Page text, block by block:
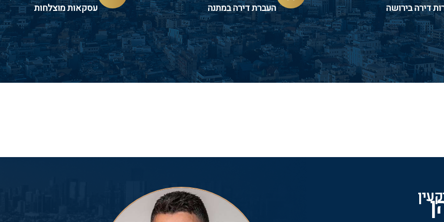
דירה בירושה העברת דירה במתנה עסקאות מוצלחות